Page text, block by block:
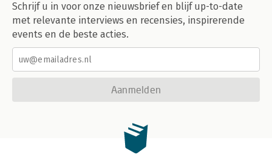
Schrijf u in voor onze nieuwsbrief en blijf up-to-date
met relevante interviews en recensies, inspirerende
events en de beste acties.
Aanmelden